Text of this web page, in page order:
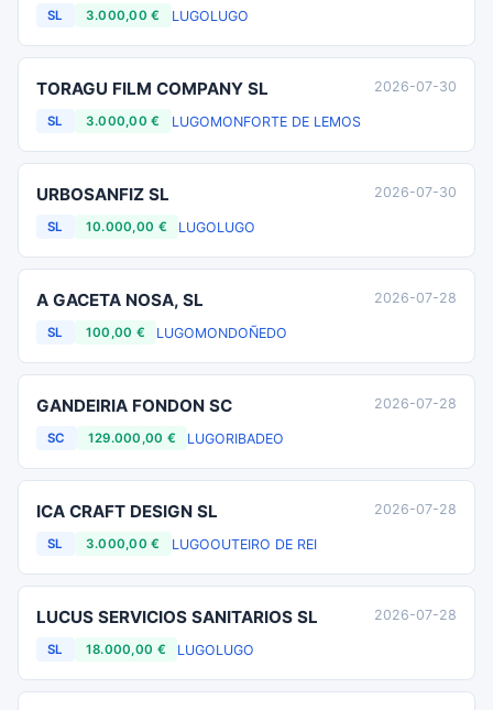
SL 3.000,00 € LUGOLUGO
TORAGU FILM COMPANY SL
SL 3.000,00 € LUGOMONFORTE DE LEMOS
2026-07-30
URBOSANFIZ SL
SL 10.000,00 € LUGOLUGO
2026-07-30
A GACETA NOSA, SL
SL 100,00 € LUGOMONDOÑEDO
2026-07-28
GANDEIRIA FONDON SC
SC 129.000,00 € LUGORIBADEO
2026-07-28
ICA CRAFT DESIGN SL
SL 3.000,00 € LUGOOUTEIRO DE REI
2026-07-28
LUCUS SERVICIOS SANITARIOS SL
SL 18.000,00 € LUGOLUGO
2026-07-28